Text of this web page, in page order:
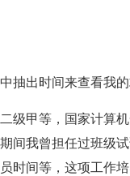
出时间来查看我的
甲等，国家计算机
间我曾担任过班级
时间等，这项工作